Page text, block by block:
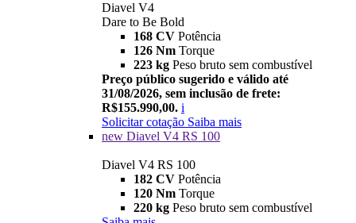
Diavel V4
Dare to Be Bold
168 CV Potência
126 Nm Torque
223 kg Peso bruto sem combustível
Preço público sugerido e válido até
31/08/2026, sem inclusão de frete:
R$155.990,00. i
Solicitar cotação Saiba mais
new Diavel V4 RS 100
Diavel V4 RS 100
182 CV Potência
120 Nm Torque
220 kg Peso bruto sem combustível